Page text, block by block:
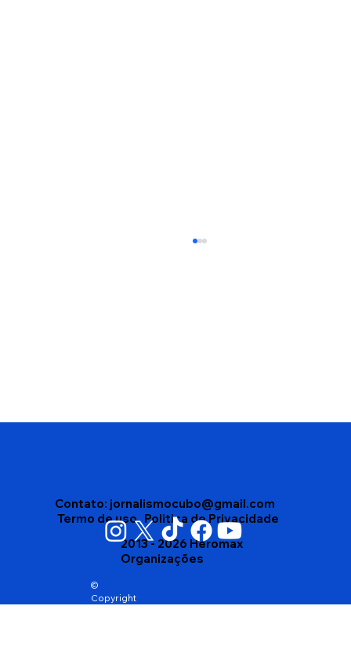
Ciclistas enfrentam frio da Serra do
Contato: jornalismocubo@gmail.com
Termo de uso Politica de Privacidade
©
Copyright
2013 - 2026 Heromax
Organizações